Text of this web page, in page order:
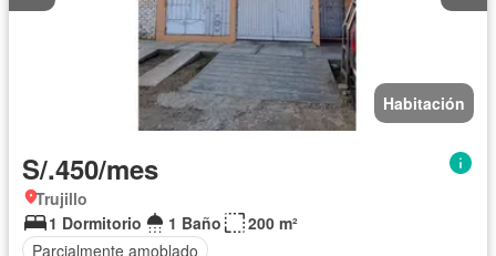
Habitación
S/.450/mes
Trujillo
1 Dormitorio
1 Baño
200 m²
Parcialmente amoblado